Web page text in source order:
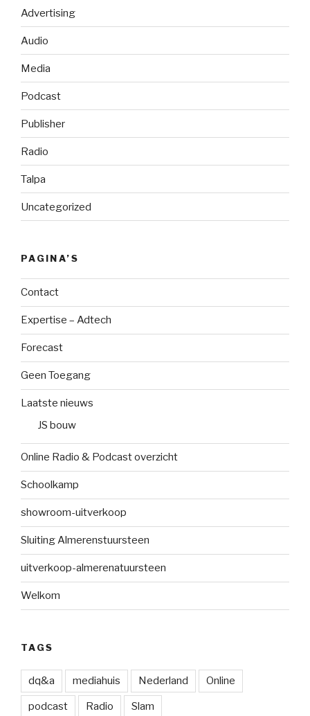
Advertising
Audio
Media
Podcast
Publisher
Radio
Talpa
Uncategorized
PAGINA’S
Contact
Expertise – Adtech
Forecast
Geen Toegang
Laatste nieuws
JS bouw
Online Radio & Podcast overzicht
Schoolkamp
showroom-uitverkoop
Sluiting Almerenstuursteen
uitverkoop-almerenatuursteen
Welkom
TAGS
dq&a mediahuis Nederland Online
podcast Radio Slam